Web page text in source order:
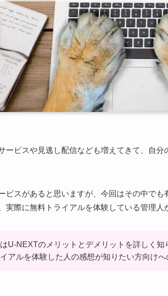
ービスや見逃し配信なども増えてきて、自
ビスがあると思いますが、今回はその中で
実際に無料トライアルを体験している管理人
U-NEXTのメリットとデメリットを詳しく知
アルを体験した人の感想が知りたい方向けへ